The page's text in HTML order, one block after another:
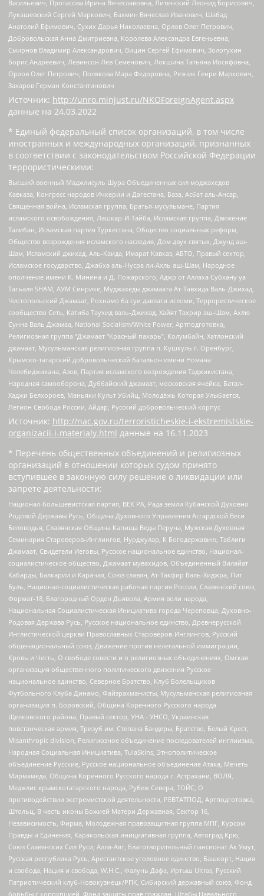
Васильевич, Протасова Ирина Вячеславовна, Литинский Леонид Борисович,
Лукашевский Сергей Маркович, Бахмин Вячеслав Иванович, Шабад
Анатолий Ефимович, Сухих Дарья Николаевна, Орлов Олег Петрович,
Добровольская Анна Дмитриевна, Королева Александра Евгеньевна,
Смирнов Владимир Александрович, Вицин Сергей Ефимович, Золотухин
Борис Андреевич, Левинсон Лев Семенович, Локшина Татьяна Иосифовна,
Орлов Олег Петрович, Полякова Мара Федоровна, Резник Генри Маркович,
Захаров Герман Константинович
Источник: http://unro.minjust.ru/NKOForeignAgent.aspx
данные на 24.03.2022
* Единый федеральный список организаций, в том числе
иностранных и международных организаций, признанных
в соответствии с законодательством Российской Федерации
террористическими:
Высший военный Маджлисуль Шура Объединенных сил моджахедов
Кавказа, Конгресс народов Ичкерии и Дагестана, База, Асбат аль-Ансар,
Священная война, Исламская группа, Братья-мусульмане, Партия
исламского освобождения, Лашкар-И-Тайба, Исламская группа, Движение
Талибан, Исламская партия Туркестана, Общество социальных реформ,
Общество возрождения исламского наследия, Дом двух святых, Джунд аш-
Шам, Исламский джихад, Аль-Каида, Имарат Кавказ, АБТО, Правый сектор,
Исламское государство, Джабха аль-Нусра ли-Ахль аш-Шам, Народное
ополчение имени К. Минина и Д. Пожарского, Аджр от Аллаха Субхану уа
Тагьаля SHAM, АУМ Синрике, Муджахеды джамаата Ат-Тавхида Валь-Джихад,
Чистопольский Джамаат, Рохнамо ба суи давлати исломи, Террористическое
сообщество Сеть, Катиба Таухид валь-Джихад, Хайят Тахрир аш-Шам, Ахлю
Сунна Валь Джамаа, National Socialism/White Power, Артподготовка,
Религиозная группа “Джамаат “Красный пахарь”, Колумбайн, Хатлонский
джамаат, Мусульманская религиозная группа п. Кушкуль г. Оренбург,
Крымско-татарский добровольческий батальон имени Номана
Челебиджихана, Азов, Партия исламского возрождения Таджикистана,
Народная самооборона, Дуббайский джамаат, московская ячейка, Батал-
Хаджи Белхороев, Маньяки Культ Убийц, Молодёжь Которая Улыбается,
Легион Свобода России, Айдар, Русский добровольческий корпус
Источник: http://nac.gov.ru/terroristicheskie-i-ekstremistskie-
organizacii-i-materialy.html данные на 16.11.2023
* Перечень общественных объединений и религиозных
организаций в отношении которых судом принято
вступившее в законную силу решение о ликвидации или
запрете деятельности:
Национал-большевистская партия, ВЕК РА, Рада земли Кубанской Духовно
Родовой Державы Русь, Община Духовного Управления Асгардской Веси
Беловодья, Славянская Община Капища Веды Перуна, Мужская Духовная
Семинария Староверов-Инглингов, Нурджулар, К Богодержавию, Таблиги
Джамаат, Свидетели Иеговы, Русское национальное единство, Национал-
социалистическое общество, Джамаат мувахидов, Объединенный Вилайат
Кабарды, Балкарии и Карачая, Союз славян, Ат-Такфир Валь-Хиджра, Пит
Буль, Национал-социалистическая рабочая партия России, Славянский союз,
Формат-18, Благородный Орден Дьявола, Армия воли народа,
Национальная Социалистическая Инициатива города Череповца, Духовно-
Родовая Держава Русь, Русское национальное единство, Древнерусской
Инглистической церкви Православных Староверов-Инглингов, Русский
общенациональный союз, Движение против нелегальной иммиграции,
Кровь и Честь, О свободе совести и о религиозных объединениях, Омская
организация общественного политического движения Русское
национальное единство, Северное Братство, Клуб Болельщиков
Футбольного Клуба Динамо, Файзрахманисты, Мусульманская религиозная
организация п. Боровский, Община Коренного Русского народа
Щелковского района, Правый сектор, УНА - УНСО, Украинская
повстанческая армия, Тризуб им. Степана Бандеры, Братство, Белый Крест,
Misanthropic division, Религиозное объединение последователей инглиизма,
Народная Социальная Инициатива, TulaSkins, Этнополитическое
объединение Русские, Русское национальное объединение Атака, Мечеть
Мирмамеда, Община Коренного Русского народа г. Астрахани, ВОЛЯ,
Меджлис крымскотатарского народа, Рубеж Севера, ТОЙС, О
противодействии экстремистской деятельности, РЕВТАТПОД, Артподготовка,
Штольц, В честь иконы Божией Матери Державная, Сектор 16,
Независимость, Фирма, Молодежная правозащитная группа МПГ, Курсом
Правды и Единения, Каракольская инициативная группа, Автоград Крю,
Союз Славянских Сил Руси, Алля-Аят, Благотворительный пансионат Ак Умут,
Русская республика Русь, Арестантское уголовное единство, Башкорт, Нация
и свобода, Нация и свобода, W.H.С., Фалунь Дафа, Иртыш Ultras, Русский
Патриотический клуб-Новокузнецк/РПК, Сибирский державный союз, Фонд
борьбы с коррупцией, Фонд защиты прав граждан, Штабы Навального,